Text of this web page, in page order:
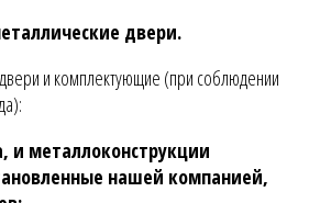
двери.
и комплектующие (при соблюдении
и металлоконструкции
нашей компанией,